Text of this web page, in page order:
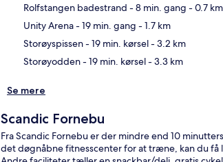
Rolfstangen badestrand - 8 min. gang - 0.7 km
Unity Arena- 19 min. gang - 1.7 km
Storøyspissen- 19 min. kørsel- 3.2 km
Storøyodden- 19 min. kørsel- 3.3 km
Se mere
Scandic Fornebu
Fra Scandic Fornebu er der mindre end 10
det døgnåbne fitnesscenter for at træne, kan du få